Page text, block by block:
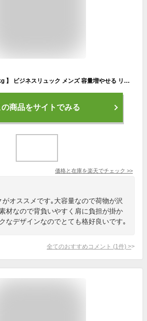
【 圧倒的な軽さ0.68kg 】 ビジネスリュック メンズ 容量増やせる リュックサック 薄型 軽量 防水 通勤 スーツ 15.6インチ PC パソコン リュック ビジネス 20L カバン 鞄 バックパック ビジネスバッグ ブラック 黒 A4 就活 面接 ポイント消化 父の日【プレゼント、ギフト 】
の商品をサイトでみる
価格と在庫を楽天でチェック >>
がオススメです｡大容量なので荷物が沢
材なので背負いやすく肩に負担が掛か
なデザインなのでとても格好良いです｡
全てのおすすめコメント (1 件) >